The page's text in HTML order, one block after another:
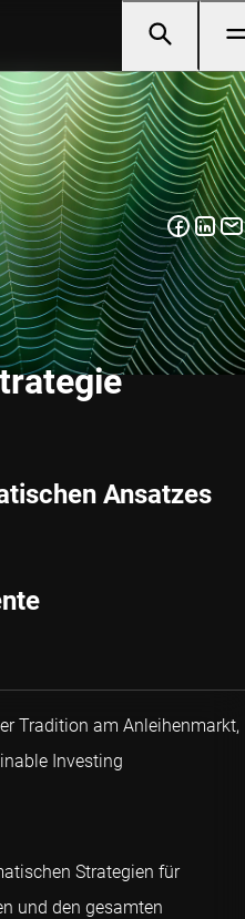
Ansatzes
Tradition am Anleihenmarkt,
Investing
Strategien für
und den gesamten